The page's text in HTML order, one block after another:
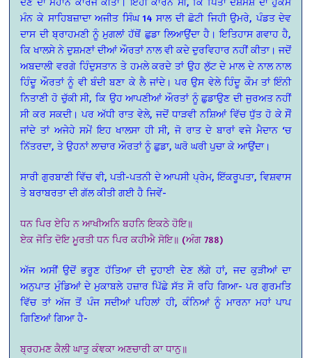
ਮੰਨ ਕੇ ਸਾਹਿਬਜ਼ਾਦਾ ਅਜੀਤ ਸਿੰਘ 14 ਸਾਲ ਦੀ ਛੋਟੀ ਜਿਹੀ ਉਮਰੇ, ਪੰਡਤ ਦੇਵ
ਦਾਸ ਦੀ ਬ੍ਰਾਹਮਣੀ ਨੂੰ ਮੁਗਲਾਂ ਹੱਥੋਂ ਛੁਡਾ ਲਿਆਉਂਦਾ ਹੈ। ਇਤਿਹਾਸ ਗਵਾਹ ਹੈ,
ਕਿ ਖਾਲਸੇ ਨੇ ਦੁਸ਼ਮਣਾਂ ਦੀਆਂ ਔਰਤਾਂ ਨਾਲ ਵੀ ਕਦੇ ਦੁਰਵਿਹਾਰ ਨਹੀਂ ਕੀਤਾ। ਜਦੋਂ
ਅਬਦਾਲੀ ਵਰਗੇ ਹਿੰਦੁਸਤਾਨ ਤੇ ਹਮਲੇ ਕਰਦੇ ਤਾਂ ਉਹ ਲੁੱਟ ਦੇ ਮਾਲ ਦੇ ਨਾਲ ਨਾਲ
ਹਿੰਦੂ ਔਰਤਾਂ ਨੂੰ ਵੀ ਬੰਦੀ ਬਣਾ ਕੇ ਲੈ ਜਾਂਦੇ। ਪਰ ਉਸ ਵੇਲੇ ਹਿੰਦੂ ਕੌਮ ਤਾਂ ਇੰਨੀ
ਨਿਤਾਣੀ ਹੋ ਚੁੱਕੀ ਸੀ, ਕਿ ਉਹ ਆਪਣੀਆਂ ਔਰਤਾਂ ਨੂੰ ਛੁਡਾਉਣ ਦੀ ਜੁਰਅਤ ਨਹੀਂ
ਸੀ ਕਰ ਸਕਦੀ। ਪਰ ਅੱਧੀ ਰਾਤ ਵੇਲੇ, ਜਦੋਂ ਧਾੜਵੀ ਨਸ਼ਿਆਂ ਵਿੱਚ ਧੁੱਤ ਹੋ ਕੇ ਸੌਂ
ਜਾਂਦੇ ਤਾਂ ਅਜੇਹੇ ਸਮੇਂ ਇਹ ਖਾਲਸਾ ਹੀ ਸੀ, ਜੋ ਰਾਤ ਦੇ ਬਾਰਾਂ ਵਜੇ ਮੈਦਾਨ ‘ਚ
ਨਿੱਤਰਦਾ, ਤੇ ਉਹਨਾਂ ਲਾਚਾਰ ਔਰਤਾਂ ਨੂੰ ਛੁਡਾ, ਘਰੋ ਘਰੀ ਪੁਚਾ ਕੇ ਆਉਂਦਾ।
ਸਾਰੀ ਗੁਰਬਾਣੀ ਵਿੱਚ ਵੀ, ਪਤੀ-ਪਤਨੀ ਦੇ ਆਪਸੀ ਪ੍ਰੇਮ, ਇੱਕਰੂਪਤਾ, ਵਿਸ਼ਵਾਸ
ਤੇ ਬਰਾਬਰਤਾ ਦੀ ਗੱਲ ਕੀਤੀ ਗਈ ਹੈ ਜਿਵੇਂ-
ਧਨ ਪਿਰ ਏਹਿ ਨ ਆਖੀਅਨਿ ਬਹਨਿ ਇਕਠੇ ਹੋਇ॥
ਏਕ ਜੋਤਿ ਦੋਇ ਮੂਰਤੀ ਧਨ ਪਿਰ ਕਹੀਐ ਸੋਇ॥ (ਅੰਗ 788)
ਅੱਜ ਅਸੀਂ ਉਦੋਂ ਭਰੂਣ ਹੱਤਿਆ ਦੀ ਦੁਹਾਈ ਦੇਣ ਲੱਗੇ ਹਾਂ, ਜਦ ਕੁੜੀਆਂ ਦਾ
ਅਨੁਪਾਤ ਮੁੰਡਿਆਂ ਦੇ ਮੁਕਾਬਲੇ ਹਜ਼ਾਰ ਪਿੱਛੇ ਸੱਤ ਸੌ ਰਹਿ ਗਿਆ- ਪਰ ਗੁਰਮਤਿ
ਵਿੱਚ ਤਾਂ ਅੱਜ ਤੋਂ ਪੰਜ ਸਦੀਆਂ ਪਹਿਲਾਂ ਹੀ, ਕੰਨਿਆਂ ਨੂੰ ਮਾਰਨਾ ਮਹਾਂ ਪਾਪ
ਗਿਣਿਆਂ ਗਿਆ ਹੈ-
ਬ੍ਰਹਮਣ ਕੈਲੀ ਘਾਤੁ ਕੰਞਕਾ ਅਣਚਾਰੀ ਕਾ ਧਾਨੁ॥